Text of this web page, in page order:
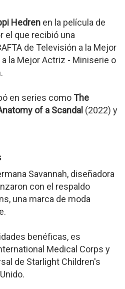
Hedren en la película de
el que recibió una
de Televisión a la Mejor
la Mejor Actriz - Miniserie o
en series como The
of a Scandal (2022) y
Savannah, diseñadora
con el respaldo
una marca de moda
benéficas, es
Medical Corps y
de Starlight Children's